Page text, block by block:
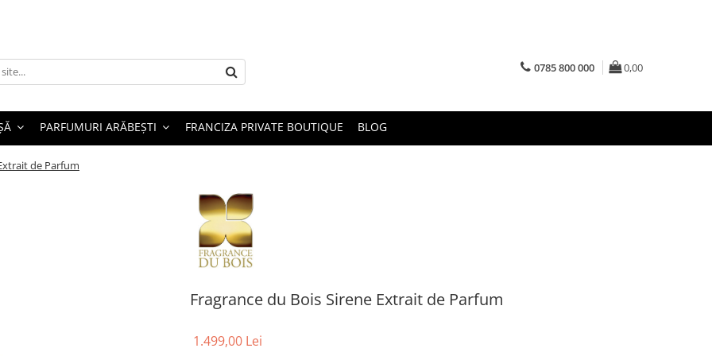
0785 800 000 0,00
PARFUMURI ARĂBEȘTI FRANCIZA PRIVATE BOUTIQUE BLOG
de Parfum
Fragrance du Bois Sirene Extrait de Parfum
1.499,00 Lei